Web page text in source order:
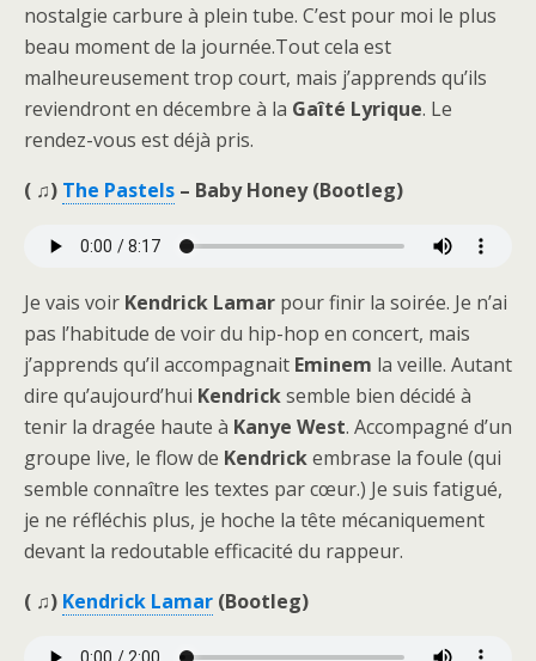
nostalgie carbure à plein tube. C’est pour moi le plus
beau moment de la journée.Tout cela est
malheureusement trop court, mais j’apprends qu’ils
reviendront en décembre à la Gaîté Lyrique. Le
rendez-vous est déjà pris.
( ♫) The Pastels – Baby Honey (Bootleg)
Je vais voir Kendrick Lamar pour finir la soirée. Je n’ai
pas l’habitude de voir du hip-hop en concert, mais
j’apprends qu’il accompagnait Eminem la veille. Autant
dire qu’aujourd’hui Kendricksemble bien décidé à
tenir la dragée haute à Kanye West. Accompagné d’un
groupe live, le flow de Kendrickembrase la foule (qui
semble connaître les textes par cœur.) Je suis fatigué,
je ne réfléchis plus, je hoche la tête mécaniquement
devant la redoutable efficacité du rappeur.
( ♫) Kendrick Lamar (Bootleg)